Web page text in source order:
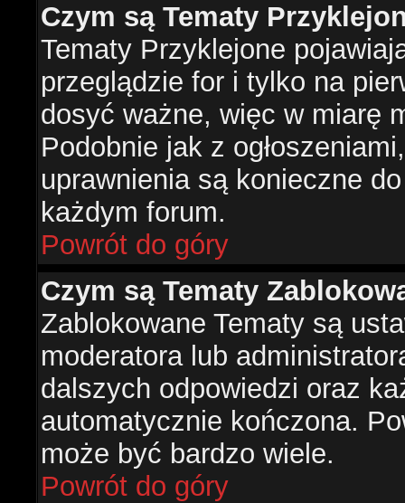
Czym są Tematy
Tematy Przyklejone
przeglądzie for i tylko na
dosyć ważne, więc w miarę
Podobnie jak z
uprawnienia są konieczne
każdym forum.
Powrót do góry
Czym są Tematy
Zablokowane Tematy są
moderatora lub
dalszych odpowiedzi oraz
automatycznie kończona.
może być bardzo wiele.
Powrót do góry